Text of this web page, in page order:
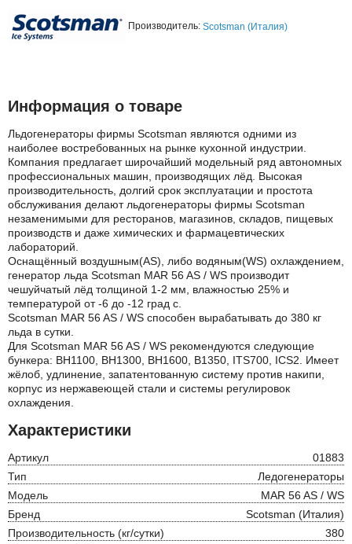
Производитель: Scotsman (Италия)
Информация о товаре
Льдогенераторы фирмы Scotsman являются одними из
наиболее востребованных на рынке кухонной индустрии.
Компания предлагает широчайший модельный ряд автономных
профессиональных машин, производящих лёд. Высокая
производительность, долгий срок эксплуатации и простота
обслуживания делают льдогенераторы фирмы Scotsman
незаменимыми для ресторанов, магазинов, складов, пищевых
производств и даже химических и фармацевтических
лабораторий.
Оснащённый воздушным(AS), либо водяным(WS) охлаждением,
генератор льда Scotsman MAR 56 AS / WS производит
чешуйчатый лёд толщиной 1-2 мм, влажностью 25% и
температурой от -6 до -12 град с.
Scotsman MAR 56 AS / WS способен вырабатывать до 380 кг
льда в сутки.
Для Scotsman MAR 56 AS / WS рекомендуются следующие
бункера: BH1100, BH1300, BH1600, B1350, ITS700, ICS2. Имеет
жёлоб, удлинение, запатентованную систему против накипи,
корпус из нержавеющей стали и системы регулировок
охлаждения.
Характеристики
Артикул
01883
Тип
Ледогенераторы
Модель
MAR 56 AS / WS
Бренд
Scotsman (Италия)
Производительность (кг/сутки)
380